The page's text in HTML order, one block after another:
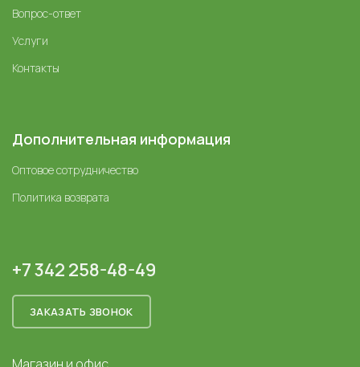
Вопрос-ответ
Услуги
Контакты
Дополнительная информация
Оптовое сотрудничество
Политика возврата
+7 342 258-48-49
ЗАКАЗАТЬ ЗВОНОК